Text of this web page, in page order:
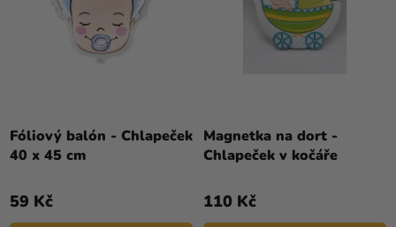
Fóliový balón - Chlapeček
40 x 45 cm
59 Kč
Magnetka na dort -
Chlapeček v kočáře
110 Kč